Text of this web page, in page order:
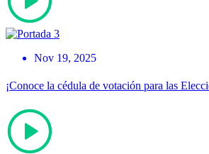
Nov 19, 2025
¡Conoce la cédula de votación para las